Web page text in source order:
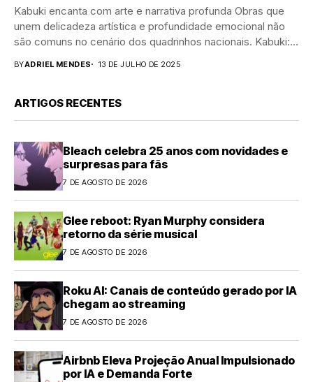
Kabuki encanta com arte e narrativa profunda Obras que
unem delicadeza artística e profundidade emocional não
são comuns no cenário dos quadrinhos nacionais. Kabuki:...
BYADRIEL MENDES 13 DE JULHO DE 2025
ARTIGOS RECENTES
Bleach celebra 25 anos com novidades e
surpresas para fãs
7 DE AGOSTO DE 2026
Glee reboot: Ryan Murphy considera
retorno da série musical
7 DE AGOSTO DE 2026
Roku AI: Canais de conteúdo gerado por IA
chegam ao streaming
7 DE AGOSTO DE 2026
Airbnb Eleva Projeção Anual Impulsionado
por IA e Demanda Forte